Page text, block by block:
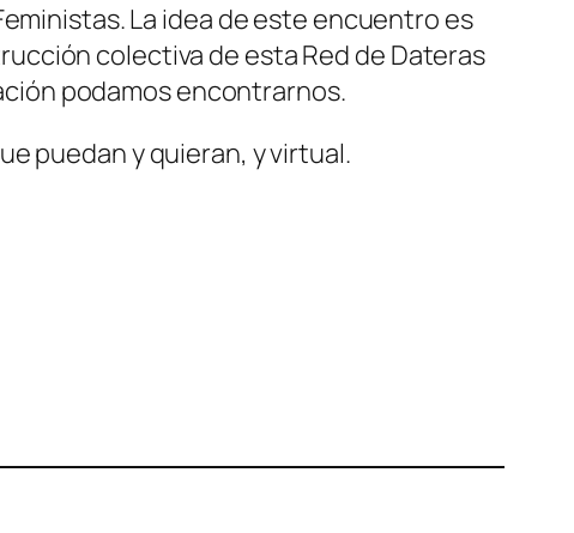
La idea de este encuentro es
colectiva de esta Red de Dateras
podamos encontrarnos.
puedan y quieran, y virtual.